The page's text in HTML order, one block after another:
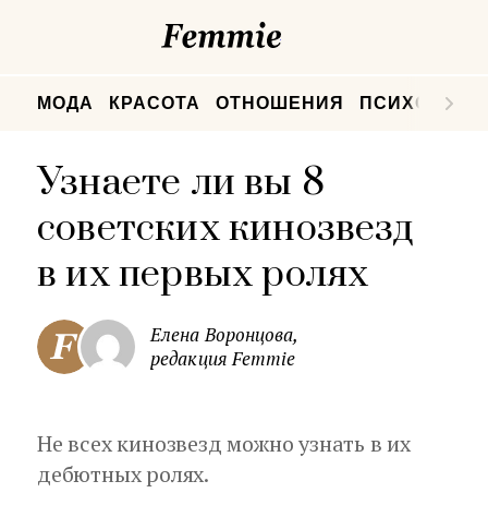
Femmie
МОДА КРАСОТА ОТНОШЕНИЯ
Узнаете ли вы 8
советских кинозвезд
в их первых ролях
Елена Воронцова,
редакция Femmie
Не всех кинозвезд можно узнать в их
дебютных ролях.